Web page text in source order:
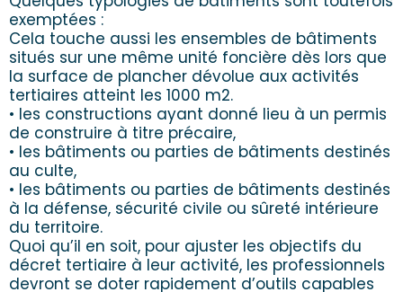
exemptées :
Cela touche aussi les ensembles de bâtiments
situés sur une même unité foncière dès lors que
la surface de plancher dévolue aux activités
tertiaires atteint les 1000 m2.
• les constructions ayant donné lieu à un permis
de construire à titre précaire,
• les bâtiments ou parties de bâtiments destinés
au culte,
• les bâtiments ou parties de bâtiments destinés
à la défense, sécurité civile ou sûreté intérieure
du territoire.
Quoi qu’il en soit, pour ajuster les objectifs du
décret tertiaire à leur activité, les professionnels
devront se doter rapidement d’outils capables